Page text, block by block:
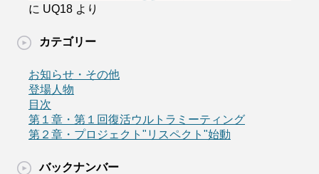
に UQ18 より
カテゴリー
お知らせ・その他
登場人物
目次
第１章・第１回復活ウルトラミーティング
第２章・プロジェクト"リスペクト"始動
バックナンバー